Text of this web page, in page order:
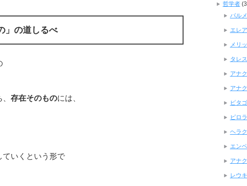
」の道しるべ
存在そのものには、
ていくという形で
哲学者
パル
エレ
メリ
タレス
アナ
アナ
ピタ
ピロ
ヘラ
エン
アナ
レウ